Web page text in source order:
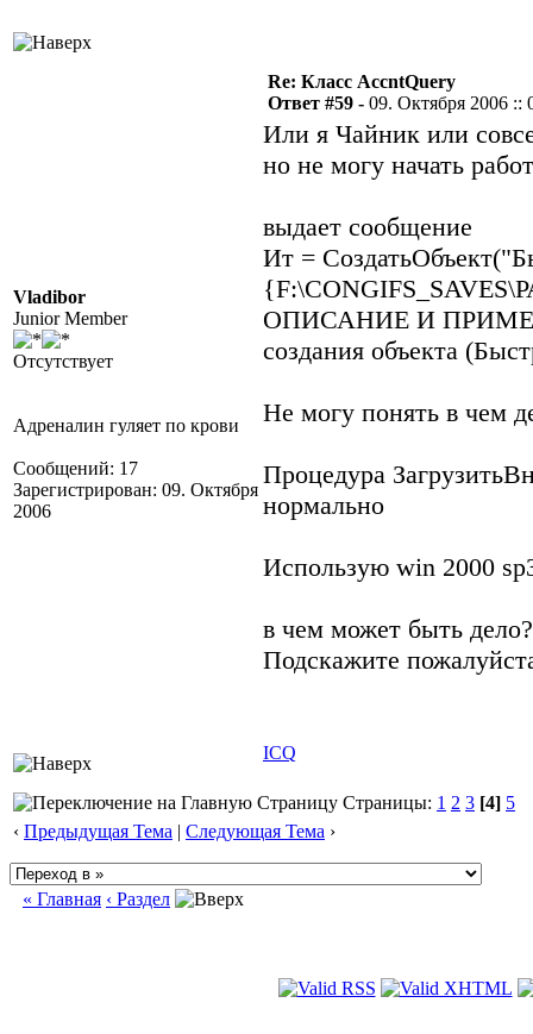
Vladibor
Junior Member
Отсутствует
Адреналин гуляет по крови
Сообщений: 17
Зарегистрирован: 09. Октября
2006
Re: Класс AccntQuery
Ответ #59 - 09. Октября 2006 ::
Или я Чайник или
но не могу начать
выдает сообщение
Ит =
ОПИСАНИЕ И
создания объекта
Не могу понять в чем
Процедура
нормально
Использую win 2000
в чем может быть дело?
Подскажите
ICQ
Страницы: 1 2 3 [4] 5
‹ Предыдущая Тема | Следующая Тема ›
« Главная ‹ Раздел